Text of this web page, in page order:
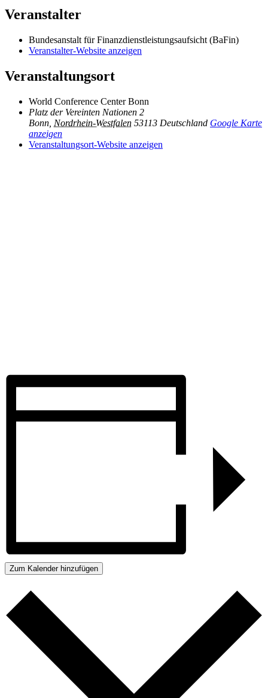
Veranstalter
Bundesanstalt für Finanzdienstleistungsaufsicht (BaFin)
Veranstalter-Website anzeigen
Veranstaltungsort
World Conference Center Bonn
Platz der Vereinten Nationen 2
Bonn Nordrhein-Westfalen 53113 Deutschland Google Karte
anzeigen
Veranstaltungsort-Website anzeigen
Zum Kalender hinzufügen